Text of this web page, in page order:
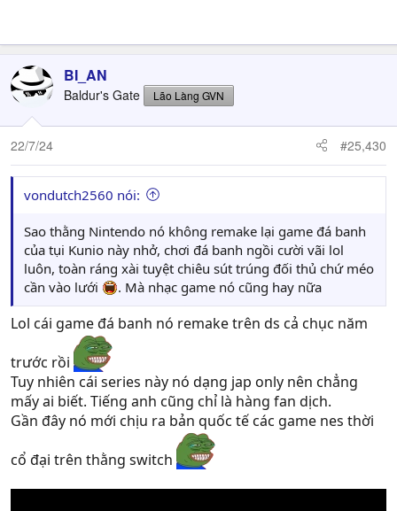
BI_AN
Baldur's Gate Lão Làng GVN
22/7/24 #25,430
vondutch2560 nói:
Sao thằng Nintendo nó không remake lại game đá banh
của tụi Kunio này nhở, chơi đá banh ngồi cười vãi lol
luôn, toàn ráng xài tuyệt chiêu sút trúng đối thủ chứ méo
cần vào lưới
. Mà nhạc game nó cũng hay nữa
Lol cái game đá banh nó remake trên ds cả chục năm
trước rồi
Tuy nhiên cái series này nó dạng jap only nên chẳng
mấy ai biết. Tiếng anh cũng chỉ là hàng fan dịch.
Gần đây nó mới chịu ra bản quốc tế các game nes thời
cổ đại trên thằng switch